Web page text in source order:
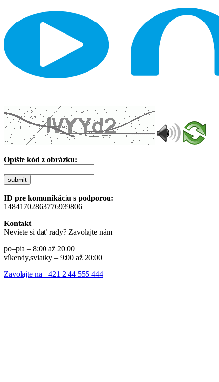
Opíšte kód z obrázku:
submit
ID pre komunikáciu s podporou:
14841702863776939806
Kontakt
Neviete si dať rady? Zavolajte nám
po–pia – 8:00 až 20:00
víkendy,sviatky – 9:00 až 20:00
Zavolajte na +421 2 44 555 444